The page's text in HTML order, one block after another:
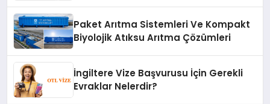
Paket Arıtma Sistemleri Ve Kompakt
Biyolojik Atıksu Arıtma Çözümleri
İngiltere Vize Başvurusu İçin Gerekli
Evraklar Nelerdir?